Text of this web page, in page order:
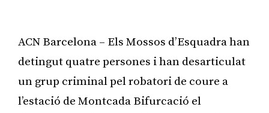
ACN Barcelona – Els Mossos d’Esquadra han
detingut quatre persones i han desarticulat
un grup criminal pel robatori de coure a
l’estació de Montcada Bifurcació el